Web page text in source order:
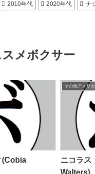
2010年代 2020年代 ナ
メボクサー
(Cobia
その他アメリ
ニコラス